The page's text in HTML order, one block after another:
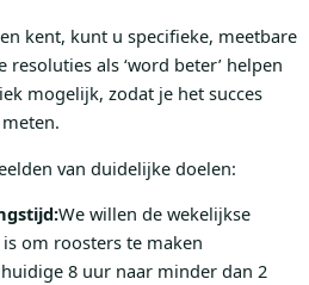
kent, kunt u specifieke, meetbare
als ‘word beter’ helpen
mogelijk, zodat je het succes
van duidelijke doelen:
We willen de wekelijkse
om roosters te maken
8 uur naar minder dan 2